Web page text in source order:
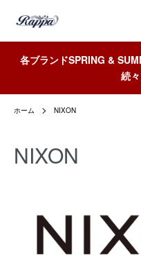
各ブランドSPRING &
続
ホーム NIXON
NIXON